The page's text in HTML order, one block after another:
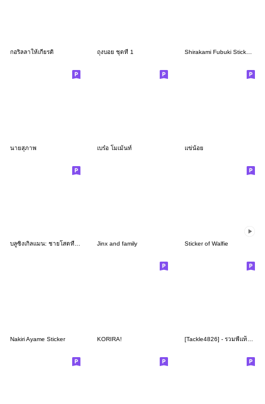
กอริลลาให้เกียรติ ถุงบอย ชุดที่ 1 Shirakami Fubuki Sticker Vol.2
นายสุภาพ เบร๋อ โมเม้นท์ แข่น้อย
Jinx and family Sticker of Walfie
Nakiri Ayame Sticker KORIRA! [Tackle4826] - รวมพี่แท็คเพี้ยนๆ